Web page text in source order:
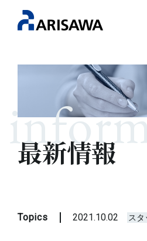
最新情報
Topics 2021.10.02 ス